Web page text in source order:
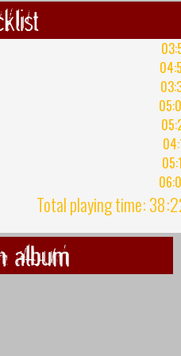
Total playing time:
album